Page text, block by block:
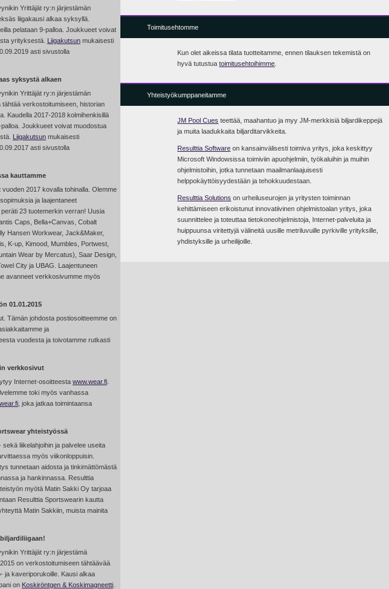
Yrittäjät ry:n järjestämän
liigakausi alkaa syksyllä.
pelataan 9-palloa. Joukkueet voivat
yrityksestä. Liigakutsunmukaisesti
asti sivustolla
syksystä alkaen
Yrittäjät ry:n järjestämän
tähtää verkostoitumiseen, historian
Kaudella 2017-2018 kolmihenkisillä
Joukkueet voivat muodostua
Liigakutsunmukaisesti
asti sivustolla
kauttamme
2017 kovalla tohinalla. Olemme
ja laajentaneet
23 tuotemerkin verran! Uusia
Caps, Bella+Canvas, Cobalt
Hansen Workwear, Jack&Maker,
K-up, Kimood, Mumbles, Portwest,
Wear by Mercatus), Saar Design,
City ja UBAG. Laajentuneen
avanneet verkkosivumme myös
01.01.2015
Tämän johdosta postiosoitteemme on
ja
vuodesta ja toivotamme rutkasti
verkkosivut
Internet-osoitteesta www.wear.fi.
toki myös vanhassa
, joka jatkaa toimintaansa
yhteistyössä
liikelahjoihin ja palvelee useita
myös viikonloppuisin.
tunnetaan aidosta ja tinkimättömästä
ja hankinnassa. Resulttia
myötä Matin Sakki Oy tarjoaa
Resulttia Sportswearin kautta
Matin Sakkiin, muista mainita
Yrittäjät ry:n järjestämä
on verkostoitumiseen tähtäävää
ja kaveriporukoille. Kausi alkaa
on Koskiröntgen & Koskimagneetti.
Toimitusehtomme
Kun olet aikeissa tilata tuotteitamme, ennen tilauksen tekemistä on
hyvä tutustuatoimitusehtoihimme
Yhteistyökumppaneitamme
JM Pool Cues teettää, maahantuo ja myy JM-merkkisiä biljardikeppejä
ja muita laadukkaita biljarditarvikkeita.
Resulttia Software on kansainvälisesti toimiva yritys, joka keskittyy
Microsoft Windowsissa toimiviin apuohjelmiin, työkaluihin ja muihin
ohjelmistoihin, jotka tunnetaan maailmanlaajuisesti
helppokäyttöisyydestään ja tehokkuudestaan.
Resulttia Solutions on urheiluseurojen ja yritysten toiminnan
kehittämiseen erikoistunut innovatiivinen ohjelmistoalan yritys, joka
suunnittelee ja toteuttaa tietokoneohjelmistoja, Internet-palveluita ja
huippuunsa viritettyjä välineitä uusille metriluvuille pyrkiville yrityksille,
yhdistyksille ja urheilijoille.